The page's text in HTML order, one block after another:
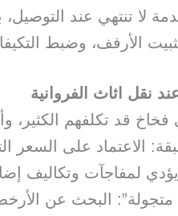
لا تنتهي عند
الأرفف، وضبط
نقل اثاث الفروانية
قد تكلفهم الكثير،
الاعتماد على السعر
لمفاجآت وتكاليف
متجولة”: البحث عن